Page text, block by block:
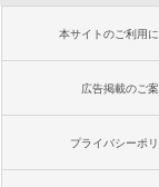
本サイトのご利用
広告掲載のご
プライバシーポ